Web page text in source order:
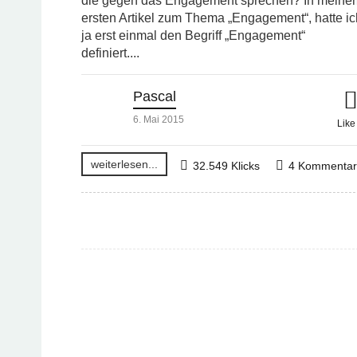
ersten Artikel zum Thema „Engagement“, hatte
ja erst einmal den Begriff „Engagement“
definiert....
Pascal
6. Mai 2015 Like
weiterlesen... 4
32.549 Klicks